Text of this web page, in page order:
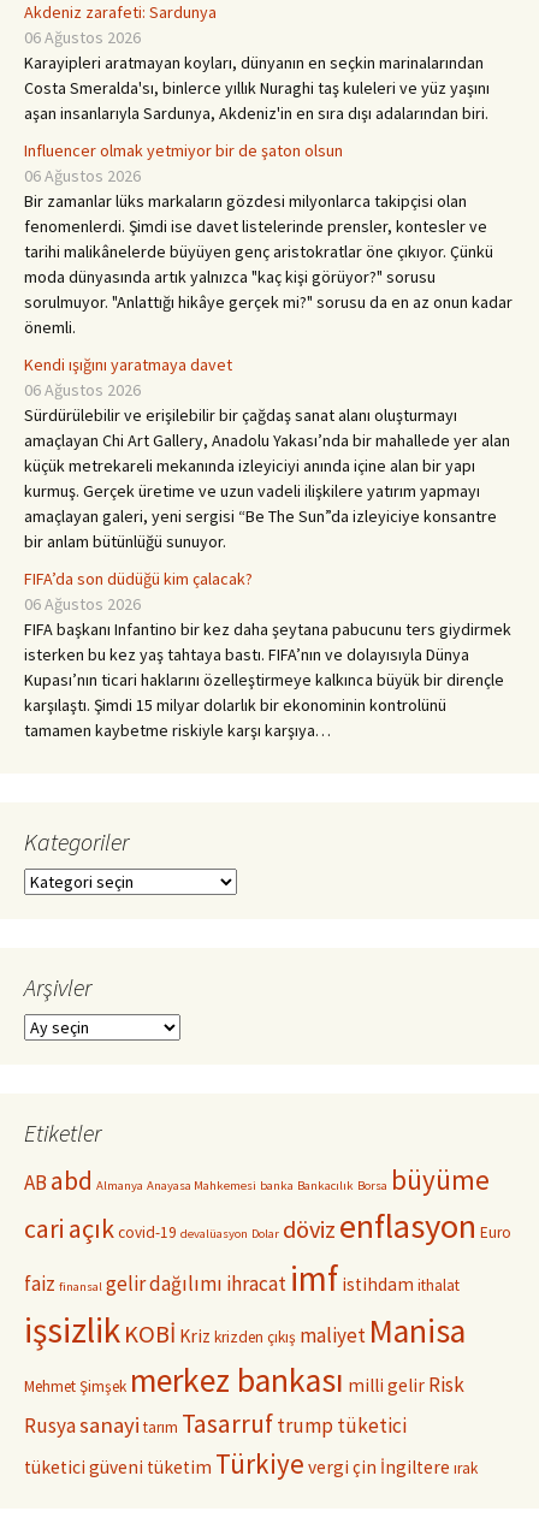
Akdeniz zarafeti: Sardunya
06 Ağustos 2026
Karayipleri aratmayan koyları, dünyanın en seçkin marinalarından
Costa Smeralda'sı, binlerce yıllık Nuraghi taş kuleleri ve yüz yaşını
aşan insanlarıyla Sardunya, Akdeniz'in en sıra dışı adalarından biri.
Influencer olmak yetmiyor bir de şaton olsun
06 Ağustos 2026
Bir zamanlar lüks markaların gözdesi milyonlarca takipçisi olan
fenomenlerdi. Şimdi ise davet listelerinde prensler, kontesler ve
tarihi malikânelerde büyüyen genç aristokratlar öne çıkıyor. Çünkü
moda dünyasında artık yalnızca "kaç kişi görüyor?" sorusu
sorulmuyor. "Anlattığı hikâye gerçek mi?" sorusu da en az onun kadar
önemli.
Kendi ışığını yaratmaya davet
06 Ağustos 2026
Sürdürülebilir ve erişilebilir bir çağdaş sanat alanı oluşturmayı
amaçlayan Chi Art Gallery, Anadolu Yakası’nda bir mahallede yer alan
küçük metrekareli mekanında izleyiciyi anında içine alan bir yapı
kurmuş. Gerçek üretime ve uzun vadeli ilişkilere yatırım yapmayı
amaçlayan galeri, yeni sergisi “Be The Sun”da izleyiciye konsantre
bir anlam bütünlüğü sunuyor.
FIFA’da son düdüğü kim çalacak?
06 Ağustos 2026
FIFA başkanı Infantino bir kez daha şeytana pabucunu ters giydirmek
isterken bu kez yaş tahtaya bastı. FIFA’nın ve dolayısıyla Dünya
Kupası’nın ticari haklarını özelleştirmeye kalkınca büyük bir dirençle
karşılaştı. Şimdi 15 milyar dolarlık bir ekonominin kontrolünü
tamamen kaybetme riskiyle karşı karşıya…
Kategoriler
Kategoriler
Arşivler
Arşivler
Etiketler
AB abd Almanya Anayasa Mahkemesi banka Bankacılık Borsa büyüme
cari açıkcovid-19 devalüasyon Dolar dövizenflasyon Euro
faiz finansal gelir dağılımı ihracat imf istihdam ithalat
işsizlikKOBİ Kriz krizden çıkış maliyet Manisa
Mehmet Şimşek merkez bankası milli gelir Risk
Rusyasanayi tarım Tasarruftrump tüketici
tüketici güveni tüketim Türkiye vergi çin İngiltere ırak